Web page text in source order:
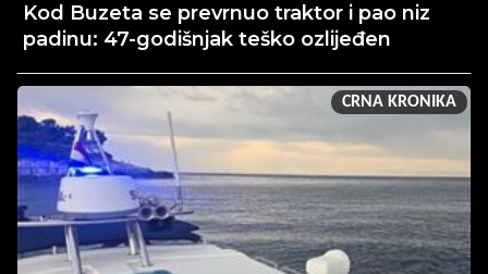
Kod Buzeta se prevrnuo traktor i pao niz
padinu: 47-godišnjak teško ozlijeđen
CRNA KRONIKA